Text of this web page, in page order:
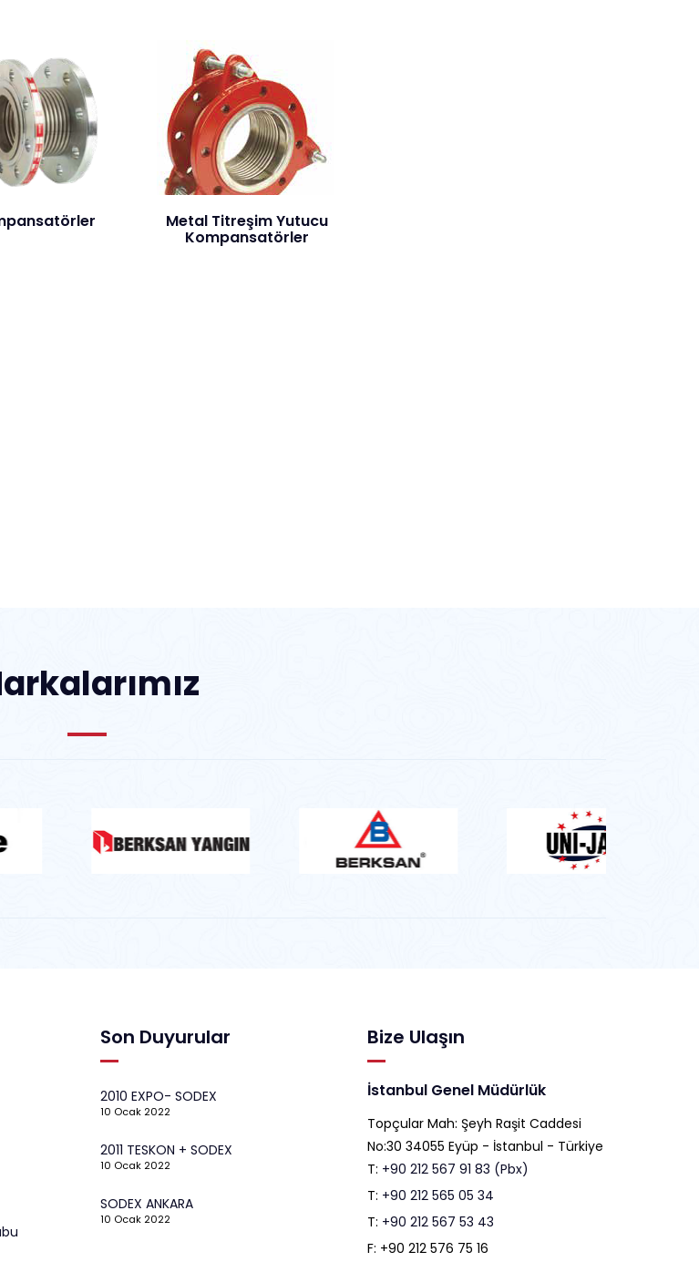
Metal Titreşim Yutucu
Kompansatörler
Son Duyurular
2010 EXPO- SODEX
10 Ocak 2022
2011 TESKON + SODEX
10 Ocak 2022
SODEX ANKARA
10 Ocak 2022
Bize Ulaşın
İstanbul Genel Müdürlük
Topçular Mah: Şeyh Raşit Caddesi
No:30 34055 Eyüp - İstanbul - Türkiye
T: +90 212 567 91 83 (Pbx)
T: +90 212 565 05 34
T: +90 212 567 53 43
F: +90 212 576 75 16